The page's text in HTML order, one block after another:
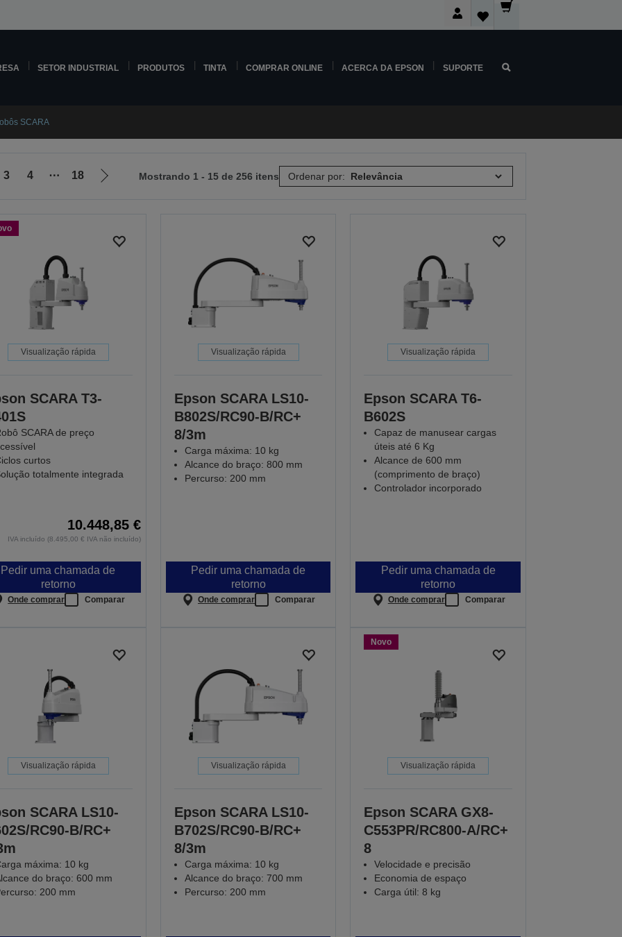
SETOR INDUSTRIAL PRODUTOS TINTA COMPRAR ONLINE ACERCA DA EPSON SUPORTE
SCARA
3 4 ⋯ 18
Ir
página
Mostrando 1 - 15 de 256 itens Ordenar por:
Visualização rápida
SCARA T3-
SCARA de preço
curtos
totalmente integrada
10.448,85 €
IVA incluído (8.495,00 € IVA não incluído)
Pedir uma chamada de
retorno
Onde comprar Comparar
Visualização rápida
Epson SCARA LS10-
B802S/RC90-B/RC+
8/3m
Carga máxima: 10 kg
Alcance do braço: 800 mm
Percurso: 200 mm
Pedir uma chamada de
retorno
Onde comprar Comparar
Visualização rápida
Epson SCARA T6-
B602S
Capaz de manusear cargas
úteis até 6 Kg
Alcance de 600 mm
(comprimento de braço)
Controlador incorporado
Pedir uma chamada de
retorno
Onde comprar Comparar
Visualização rápida
SCARA LS10-
RC90-B/RC+
máxima: 10 kg
do braço: 600 mm
200 mm
Visualização rápida
Epson SCARA LS10-
B702S/RC90-B/RC+
8/3m
Carga máxima: 10 kg
Alcance do braço: 700 mm
Percurso: 200 mm
Novo
Visualização rápida
Epson SCARA GX8-
C553PR/RC800-A/RC+
8
Velocidade e precisão
Economia de espaço
Carga útil: 8 kg